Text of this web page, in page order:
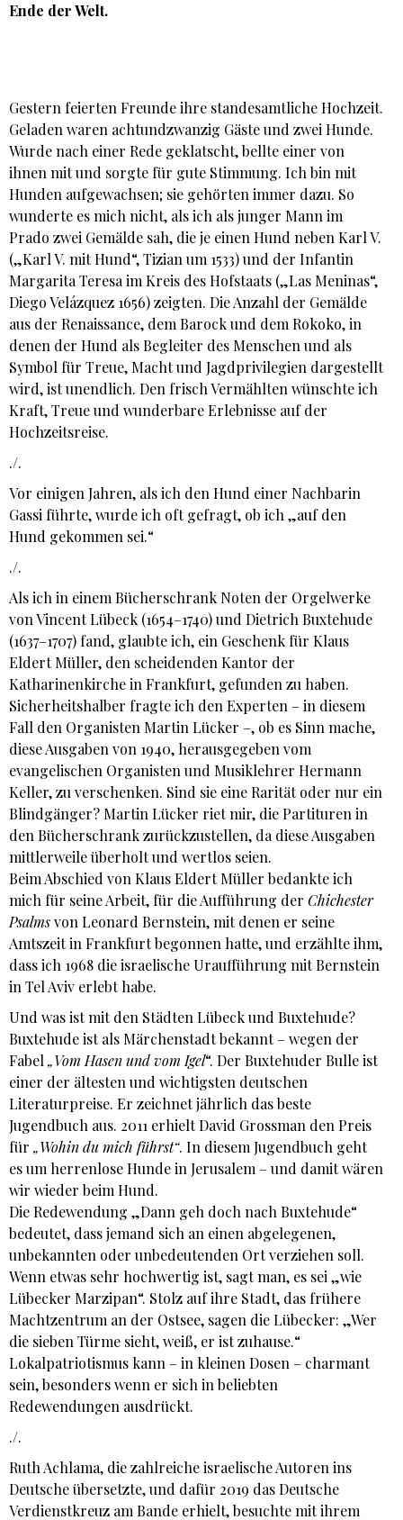
Ende der Welt.
Gestern feierten Freunde ihre standesamtliche Hochzeit.
Geladen waren achtundzwanzig Gäste und zwei Hunde.
Wurde nach einer Rede geklatscht, bellte einer von
ihnen mit und sorgte für gute Stimmung. Ich bin mit
Hunden aufgewachsen; sie gehörten immer dazu. So
wunderte es mich nicht, als ich als junger Mann im
Prado zwei Gemälde sah, die je einen Hund neben Karl V.
(„Karl V. mit Hund“, Tizian um 1533) und der Infantin
Margarita Teresa im Kreis des Hofstaats („Las Meninas“,
Diego Velázquez 1656) zeigten. Die Anzahl der Gemälde
aus der Renaissance, dem Barock und dem Rokoko, in
denen der Hund als Begleiter des Menschen und als
Symbol für Treue, Macht und Jagdprivilegien dargestellt
wird, ist unendlich. Den frisch Vermählten wünschte ich
Kraft, Treue und wunderbare Erlebnisse auf der
Hochzeitsreise.
./.
Vor einigen Jahren, als ich den Hund einer Nachbarin
Gassi führte, wurde ich oft gefragt, ob ich „auf den
Hund gekommen sei.“
./.
Als ich in einem Bücherschrank Noten der Orgelwerke
von Vincent Lübeck (1654–1740) und Dietrich Buxtehude
(1637–1707) fand, glaubte ich, ein Geschenk für Klaus
Eldert Müller, den scheidenden Kantor der
Katharinenkirche in Frankfurt, gefunden zu haben.
Sicherheitshalber fragte ich den Experten – in diesem
Fall den Organisten Martin Lücker –, ob es Sinn mache,
diese Ausgaben von 1940, herausgegeben vom
evangelischen Organisten und Musiklehrer Hermann
Keller, zu verschenken. Sind sie eine Rarität oder nur ein
Blindgänger? Martin Lücker riet mir, die Partituren in
den Bücherschrank zurückzustellen, da diese Ausgaben
mittlerweile überholt und wertlos seien.
Beim Abschied von Klaus Eldert Müller bedankte ich
mich für seine Arbeit, für die Aufführung der Chichester
Psalmsvon Leonard Bernstein, mit denen er seine
Amtszeit in Frankfurt begonnen hatte, und erzählte ihm,
dass ich 1968 die israelische Uraufführung mit Bernstein
in Tel Aviv erlebt habe.
Und was ist mit den Städten Lübeck und Buxtehude?
Buxtehude ist als Märchenstadt bekannt – wegen der
Fabel„Vom Hasen und vom Igel“. Der Buxtehuder Bulle ist
einer der ältesten und wichtigsten deutschen
Literaturpreise. Er zeichnet jährlich das beste
Jugendbuch aus. 2011 erhielt David Grossman den Preis
für „Wohin du mich führst“. In diesem Jugendbuch geht
es um herrenlose Hunde in Jerusalem – und damit wären
wir wieder beim Hund.
Die Redewendung „Dann geh doch nach Buxtehude“
bedeutet, dass jemand sich an einen abgelegenen,
unbekannten oder unbedeutenden Ort verziehen soll.
Wenn etwas sehr hochwertig ist, sagt man, es sei „wie
Lübecker Marzipan“. Stolz auf ihre Stadt, das frühere
Machtzentrum an der Ostsee, sagen die Lübecker: „Wer
die sieben Türme sieht, weiß, er ist zuhause.“
Lokalpatriotismus kann – in kleinen Dosen – charmant
sein, besonders wenn er sich in beliebten
Redewendungen ausdrückt.
./.
Ruth Achlama, die zahlreiche israelische Autoren ins
Deutsche übersetzte, und dafür 2019 das Deutsche
Verdienstkreuz am Bande erhielt, besuchte mit ihrem